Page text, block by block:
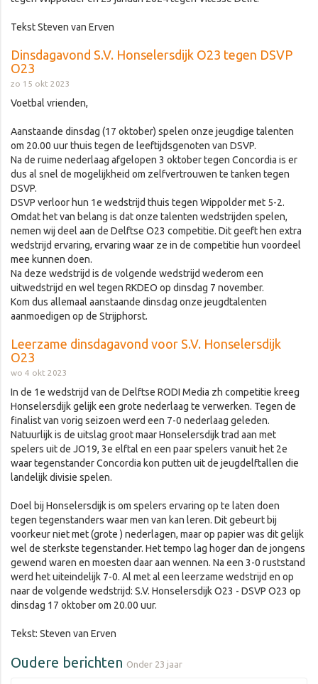
Tekst Steven van Erven
Dinsdagavond S.V. Honselersdijk O23 tegen DSVP
O23
zo 15 okt 2023
Voetbal vrienden,
Aanstaande dinsdag (17 oktober) spelen onze jeugdige talenten
om 20.00 uur thuis tegen de leeftijdsgenoten van DSVP.
Na de ruime nederlaag afgelopen 3 oktober tegen Concordia is er
dus al snel de mogelijkheid om zelfvertrouwen te tanken tegen
DSVP.
DSVP verloor hun 1e wedstrijd thuis tegen Wippolder met 5-2.
Omdat het van belang is dat onze talenten wedstrijden spelen,
nemen wij deel aan de Delftse O23 competitie. Dit geeft hen extra
wedstrijd ervaring, ervaring waar ze in de competitie hun voordeel
mee kunnen doen.
Na deze wedstrijd is de volgende wedstrijd wederom een
uitwedstrijd en wel tegen RKDEO op dinsdag 7 november.
Kom dus allemaal aanstaande dinsdag onze jeugdtalenten
aanmoedigen op de Strijphorst.
Leerzame dinsdagavond voor S.V. Honselersdijk
O23
wo 4 okt 2023
In de 1e wedstrijd van de Delftse RODI Media zh competitie kreeg
Honselersdijk gelijk een grote nederlaag te verwerken. Tegen de
finalist van vorig seizoen werd een 7-0 nederlaag geleden.
Natuurlijk is de uitslag groot maar Honselersdijk trad aan met
spelers uit de JO19, 3e elftal en een paar spelers vanuit het 2e
waar tegenstander Concordia kon putten uit de jeugdelftallen die
landelijk divisie spelen.
Doel bij Honselersdijk is om spelers ervaring op te laten doen
tegen tegenstanders waar men van kan leren. Dit gebeurt bij
voorkeur niet met (grote ) nederlagen, maar op papier was dit gelijk
wel de sterkste tegenstander. Het tempo lag hoger dan de jongens
gewend waren en moesten daar aan wennen. Na een 3-0 ruststand
werd het uiteindelijk 7-0. Al met al een leerzame wedstrijd en op
naar de volgende wedstrijd: S.V. Honselersdijk O23 - DSVP O23 op
dinsdag 17 oktober om 20.00 uur.
Tekst: Steven van Erven
Oudere berichten Onder 23 jaar